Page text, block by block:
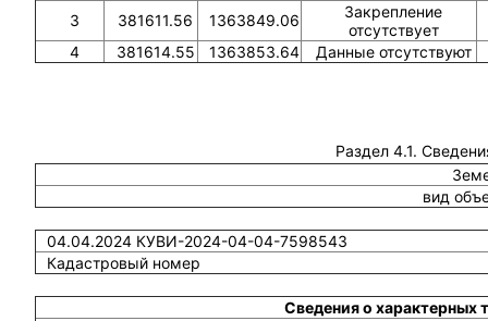
3
381611.56 1363849.06
Закрепление
отсутствует
4
381614.55 1363853.64 Данные отсутствуют
Раздел 4.1.
вид
04.04.2024 КУВИ-2024-04-04-7598543
Кадастровый номер
Сведения о характерных